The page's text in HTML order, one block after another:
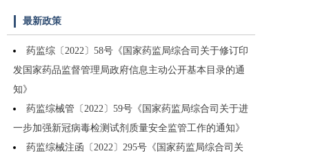
最新政策
药监综〔2022〕58号《国家药监局综合司关于修订印
发国家药品监督管理局政府信息主动公开基本目录的通
知》
药监综械管〔2022〕59号《国家药监局综合司关于进
一步加强新冠病毒检测试剂质量安全监管工作的通知》
药监综械注函〔2022〕295号《国家药监局综合司关